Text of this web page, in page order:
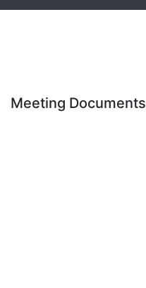
Meeting Documents